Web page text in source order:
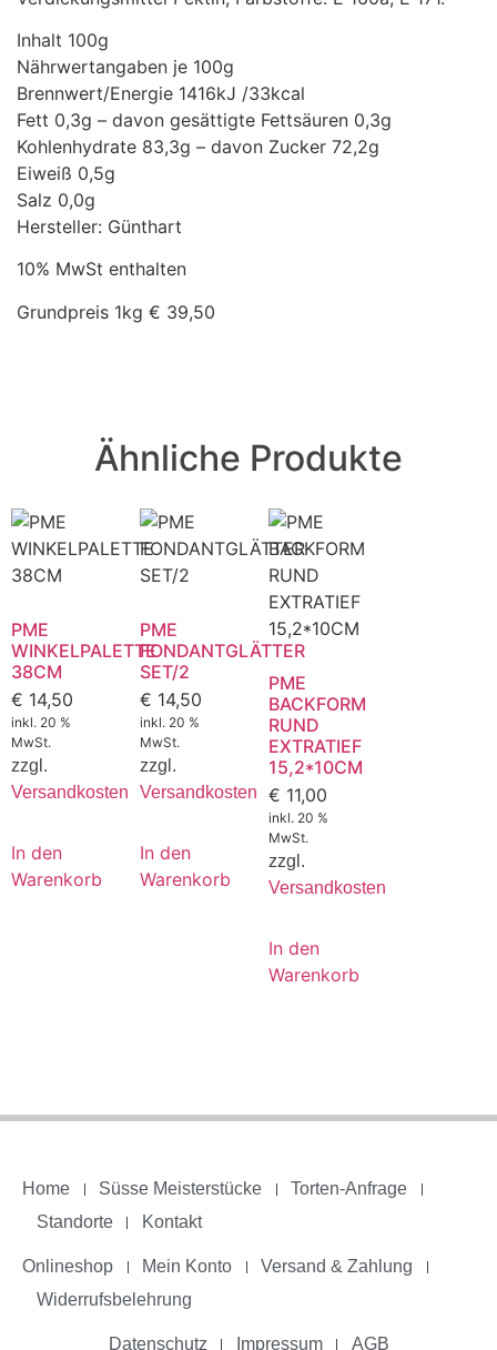
Inhalt 100g
Nährwertangaben je 100g
Brennwert/Energie 1416kJ /33kcal
Fett 0,3g – davon gesättigte Fettsäuren 0,3g
Kohlenhydrate 83,3g – davon Zucker 72,2g
Eiweiß 0,5g
Salz 0,0g
Hersteller: Günthart
10% MwSt enthalten
Grundpreis 1kg € 39,50
Ähnliche Produkte
PME
WINKELPALETTE
38CM
€ 14,50
inkl. 20 %
MwSt.
zzgl.
Versandkosten
In den
Warenkorb
PME
FONDANTGLÄTTER
SET/2
€ 14,50
inkl. 20 %
MwSt.
zzgl.
Versandkosten
In den
Warenkorb
PME
BACKFORM
RUND
EXTRATIEF
15,2*10CM
€ 11,00
inkl. 20 %
MwSt.
zzgl.
Versandkosten
In den
Warenkorb
Home Süsse Meisterstücke
Torten-Anfrage
Standorte
Kontakt
Onlineshop Mein Konto
Versand & Zahlung
Widerrufsbelehrung
Datenschutz Impressum AGB